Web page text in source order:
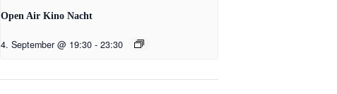
Open Air Kino Nacht
4. September @ 19:30 - 23:30